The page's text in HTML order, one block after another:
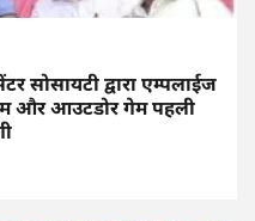
सोसायटी द्वारा एम्पलाईज
और आउटडोर गेम पहली